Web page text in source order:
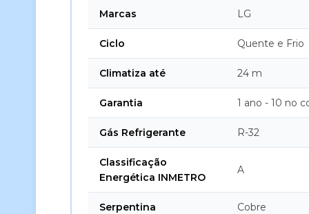
Marcas LG
Ciclo Quente e Frio
Climatiza até 24 m
Garantia 1 ano - 10 no
Gás Refrigerante R-32
Classificação
Energética INMETRO
A
Serpentina Cobre